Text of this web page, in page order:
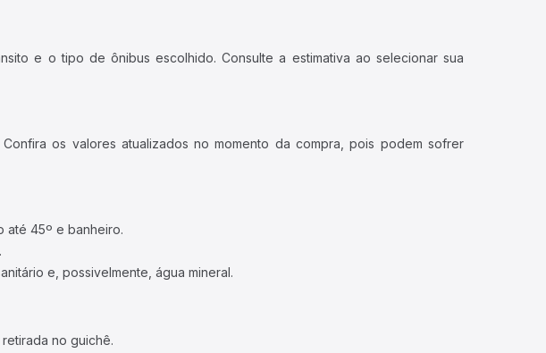
e o tipo de ônibus escolhido. Consulte a estimativa ao selecionar sua
os valores atualizados no momento da compra, pois podem sofrer
até 45º e banheiro.
e, possivelmente, água mineral.
no guichê.